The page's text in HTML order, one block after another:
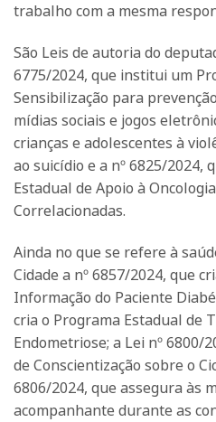
trabalho com a mesma
São Leis de autoria do
6775/2024, que institui um
Sensibilização para
mídias sociais e jogos
crianças e adolescentes à
ao suicídio e a nº 6825/2024,
Estadual de Apoio à
Correlacionadas.
Ainda no que se refere à
Cidade a nº 6857/2024, que
Informação do Paciente
cria o Programa Estadual de
Endometriose; a Lei nº 6800/
de Conscientização sobre o
6806/2024, que assegura às
acompanhante durante as